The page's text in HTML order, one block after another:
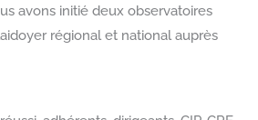
avons initié deux observatoires
régional et national auprès